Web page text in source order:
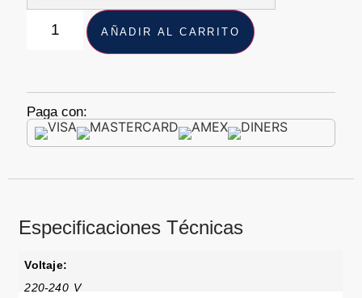
AÑADIR AL CARRITO
Paga con:
Especificaciones Técnicas
Voltaje:
220-240 V